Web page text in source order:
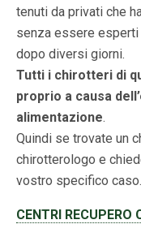
tenuti da privati che
senza essere
dopo diversi giorni.
Tutti i chirotteri di
proprio a causa
alimentazione.
Quindi se trovate un
chirotterologo e
vostro specifico caso.
CENTRI RECUPERO